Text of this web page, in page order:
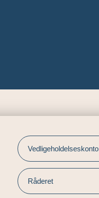
Vedligeholdelseskonto
Råderet